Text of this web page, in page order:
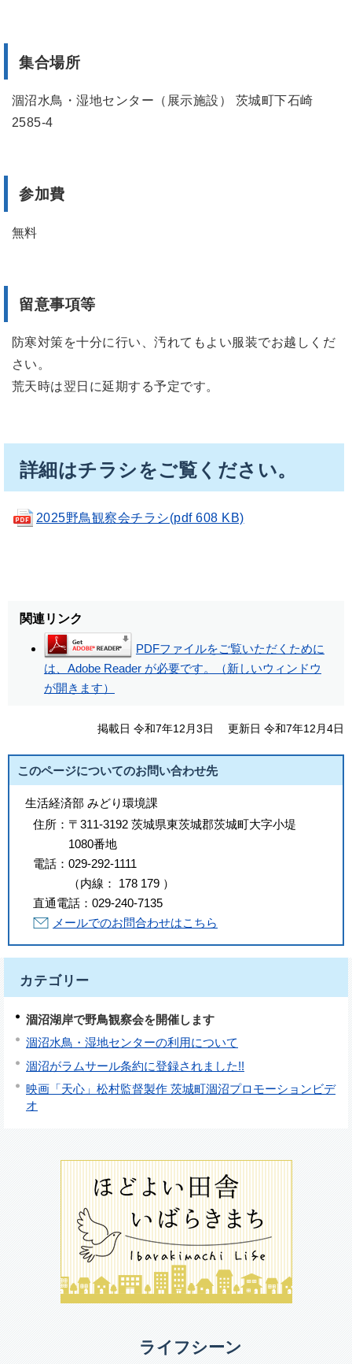
集合場所
涸沼水鳥・湿地センター（展示施設） 茨城町下石崎
2585-4
参加費
無料
留意事項等
防寒対策を十分に行い、汚れてもよい服装でお越しくだ
さい。
荒天時は翌日に延期する予定です。
詳細はチラシをご覧ください。
2025野鳥観察会チラシ(pdf 608 KB)
関連リンク
PDFファイルをご覧いただくために
は、Adobe Reader が必要です。（新しいウィンドウ
が開きます）
掲載日 令和7年12月3日 更新日 令和7年12月4日
このページについてのお問い合わせ先
生活経済部 みどり環境課
住所： 〒311-3192 茨城県東茨城郡茨城町大字小堤
1080番地
電話： 029-292-1111
（内線 ： 178 179 ）
直通電話： 029-240-7135
メールでのお問合わせはこちら
カテゴリー
涸沼湖岸で野鳥観察会を開催します
涸沼水鳥・湿地センターの利用について
涸沼がラムサール条約に登録されました!!
映画「天心」松村監督製作 茨城町涸沼プロモーションビデ
オ
ライフシーン